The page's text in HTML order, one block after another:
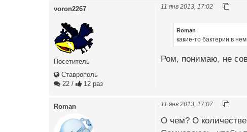
voron2267
Посетитель
Ставрополь
22 / 12 раз
11 янв 2013, 17:02
Roman
какие-то бактерии в
Ром, понимаю, не
Roman 11 янв 2013, 17:07
О чем? О